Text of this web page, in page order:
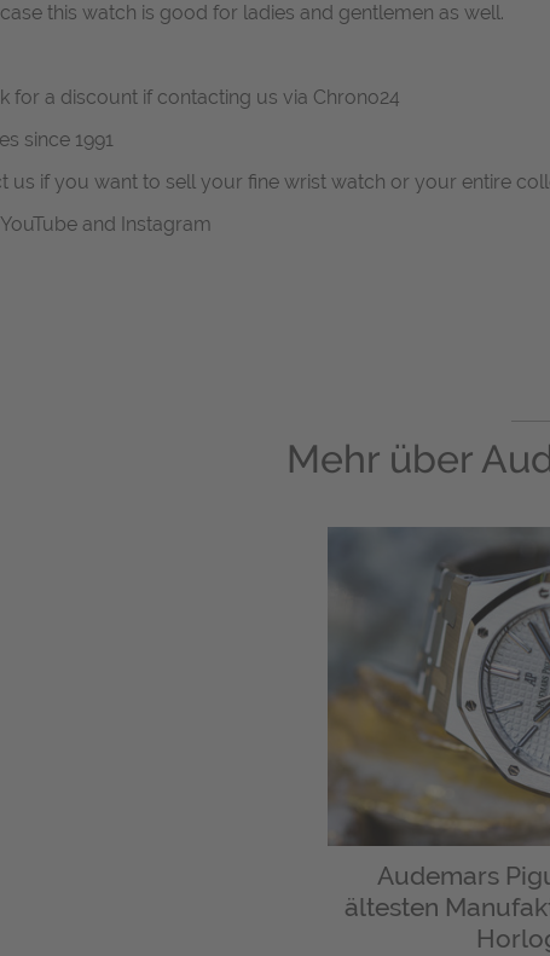
this watch is good for ladies and gentlemen as well.
for a discount if contacting us via Chrono24
since 1991
us if you want to sell your fine wrist watch or your entire
and Instagram
Mehr über
Audemars
ältesten